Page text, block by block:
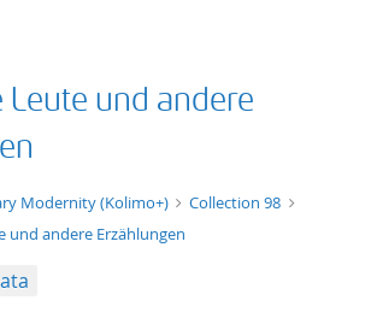
Leute und andere
Modernity (Kolimo+)
Collection 98
und andere Erzählungen